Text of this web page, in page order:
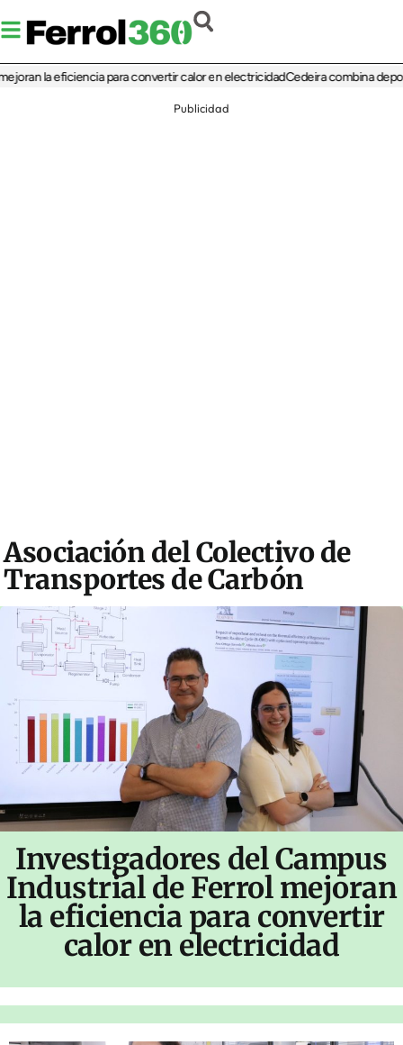
la eficiencia para convertir calor en electricidadCedeira combina deporte,
Publicidad
Asociación del Colectivo de
Transportes de Carbón
Investigadores del Campus
Industrial de Ferrol mejoran
la eficiencia para convertir
calor en electricidad